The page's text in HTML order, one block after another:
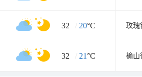
32 / 20°C 玫瑰
32 / 21°C 榆山